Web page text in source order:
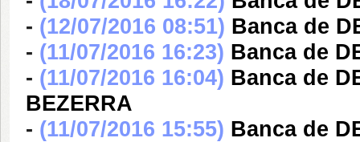
- (12/07/2016 08:51) Banca de
- (11/07/2016 16:23) Banca de
- (11/07/2016 16:04) Banca de
BEZERRA
- (11/07/2016 15:55) Banca de